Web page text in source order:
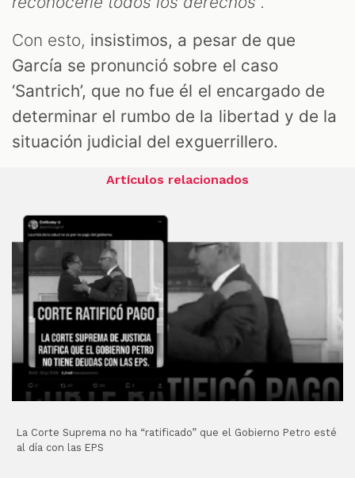
Con esto, insistimos, a pesar de que
García se pronunció sobre el caso
‘Santrich’, que no fue él el encargado de
determinar el rumbo de la libertad y de la
situación judicial del exguerrillero.
Artículos relacionados
La Corte Suprema no ha “ratificado” que el Gobierno Petro esté
al día con las EPS